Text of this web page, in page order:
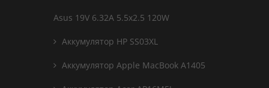
Asus 19V 6.32A 5.5x2.5 120W
Аккумулятор HP SS03XL
Аккумулятор Apple MacBook A1405